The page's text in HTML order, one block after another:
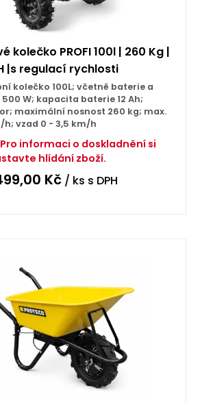
kolečko PROFI 100l | 260 Kg |
|s regulací rychlosti
kolečko 100L; včetně baterie a
W; kapacita baterie 12 Ah;
maximální nosnost 260 kg; max.
vzad 0 - 3,5 km/h
informaci o doskladnění si
hlídání zboží.
Kč / ks s DPH